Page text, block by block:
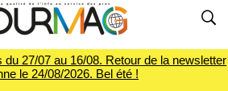
27/07 au 16/08. Retour de la newsletter
le 24/08/2026. Bel été !